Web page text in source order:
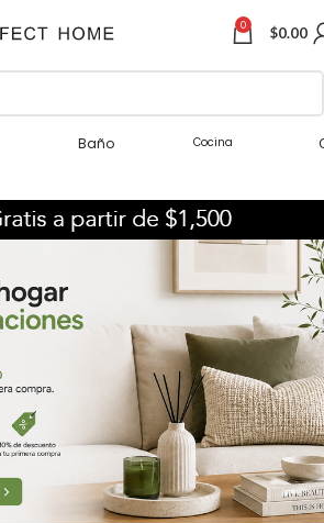
0 $0.00
Baño Cocina